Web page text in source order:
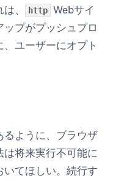
、
http Webサイ
ップがプッシュプロ
ユーザーにオプト
るように、ブラウザ
将来実行不可能に
てほしい。続行す